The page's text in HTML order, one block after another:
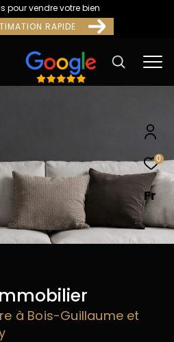
pour vendre votre bien
RAPIDE
0
Fr
à Bois-Guillaume et